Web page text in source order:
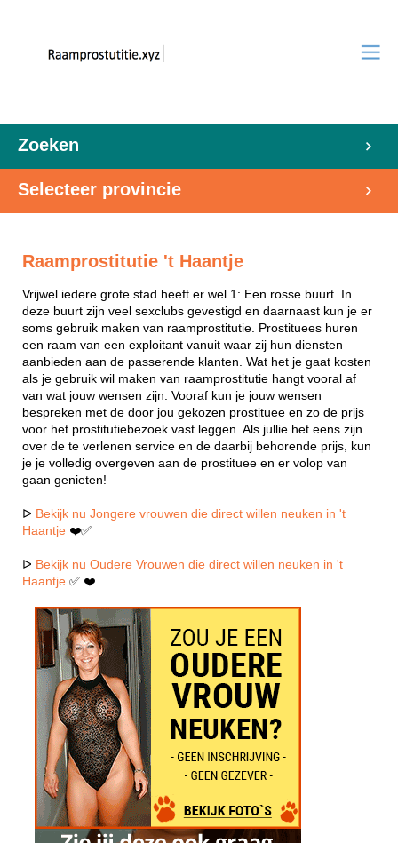
Zoeken
Selecteer provincie
Raamprostitutie 't Haantje
Vrijwel iedere grote stad heeft er wel 1: Een rosse buurt. In
deze buurt zijn veel sexclubs gevestigd en daarnaast kun je er
soms gebruik maken van raamprostitutie. Prostituees huren
een raam van een exploitant vanuit waar zij hun diensten
aanbieden aan de passerende klanten. Wat het je gaat kosten
als je gebruik wil maken van raamprostitutie hangt vooral af
van wat jouw wensen zijn. Vooraf kun je jouw wensen
bespreken met de door jou gekozen prostituee en zo de prijs
voor het prostitutiebezoek vast leggen. Als jullie het eens zijn
over de te verlenen service en de daarbij behorende prijs, kun
je je volledig overgeven aan de prostituee en er volop van
gaan genieten!
ᐅ Bekijk nu Jongere vrouwen die direct willen neuken in 't
Haantje ❤️✅
ᐅ Bekijk nu Oudere Vrouwen die direct willen neuken in 't
Haantje ✅ ❤️